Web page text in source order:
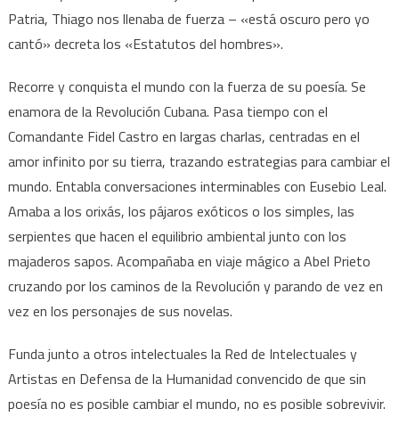
Patria, Thiago nos llenaba de fuerza – «está oscuro pero yo
cantó» decreta los «Estatutos del hombres».
Recorre y conquista el mundo con la fuerza de su poesía. Se
enamora de la Revolución Cubana. Pasa tiempo con el
Comandante Fidel Castro en largas charlas, centradas en el
amor infinito por su tierra, trazando estrategias para cambiar el
mundo. Entabla conversaciones interminables con Eusebio Leal.
Amaba a los orixás, los pájaros exóticos o los simples, las
serpientes que hacen el equilibrio ambiental junto con los
majaderos sapos. Acompañaba en viaje mágico a Abel Prieto
cruzando por los caminos de la Revolución y parando de vez en
vez en los personajes de sus novelas.
Funda junto a otros intelectuales la Red de Intelectuales y
Artistas en Defensa de la Humanidad convencido de que sin
poesía no es posible cambiar el mundo, no es posible sobrevivir.